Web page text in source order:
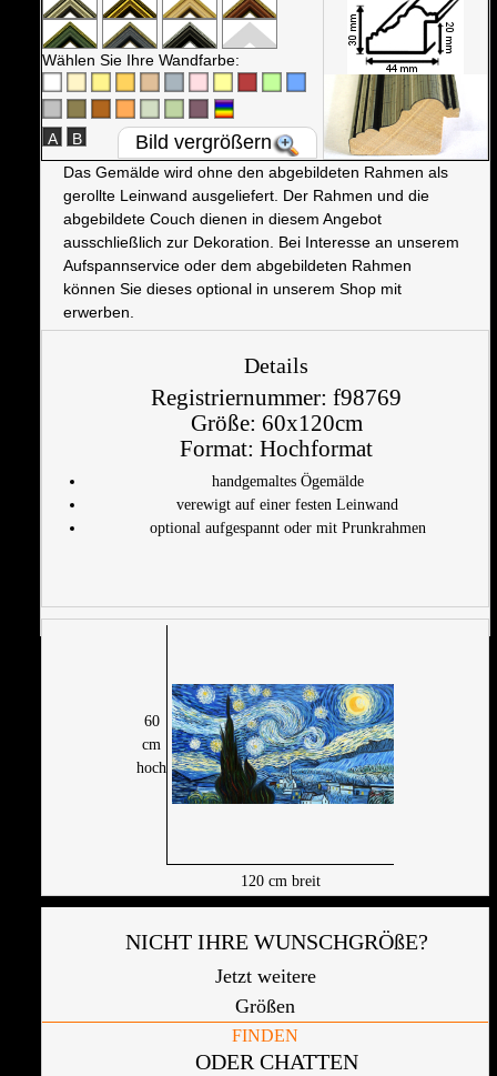
Wählen Sie Ihre Wandfarbe:
A B Bild vergrößern
Das Gemälde wird ohne den abgebildeten Rahmen als
gerollte Leinwand ausgeliefert. Der Rahmen und die
abgebildete Couch dienen in diesem Angebot
ausschließlich zur Dekoration. Bei Interesse an unserem
Aufspannservice oder dem abgebildeten Rahmen
können Sie dieses optional in unserem Shop mit
erwerben.
Details
Registriernummer: f98769
Größe: 60x120cm
Format: Hochformat
handgemaltes Ögemälde
verewigt auf einer festen Leinwand
optional aufgespannt oder mit Prunkrahmen
60
cm
hoch
120cm breit
NICHT IHRE WUNSCHGRÖßE?
Jetzt weitere
Größen
FINDEN
ODER CHATTEN